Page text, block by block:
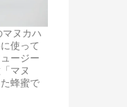
マヌカハ
使って
ージー
マヌ
蜂蜜で